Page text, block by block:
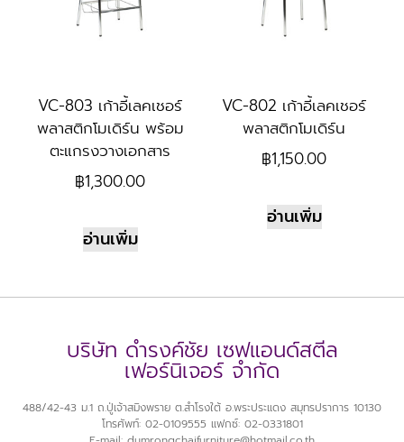
VC-803 เก้าอี้เลคเชอร์
พลาสติกโมเดิร์น พร้อม
ตะแกรงวางเอกสาร
฿1,300.00
อ่านเพิ่ม
VC-802 เก้าอี้เลคเชอร์
พลาสติกโมเดิร์น
฿1,150.00
อ่านเพิ่ม
บริษัท ดำรงค์ชัย เซฟแอนด์สตีล
เฟอร์นิเจอร์ จำกัด
488/42-43 ม.1 ถ.ปู่เจ้าสมิงพราย ต.สำโรงใต้ อ.พระประแดง สมุทรปราการ 10130
โทรศัพท์: 02-0109555 แฟกซ์: 02-0331801